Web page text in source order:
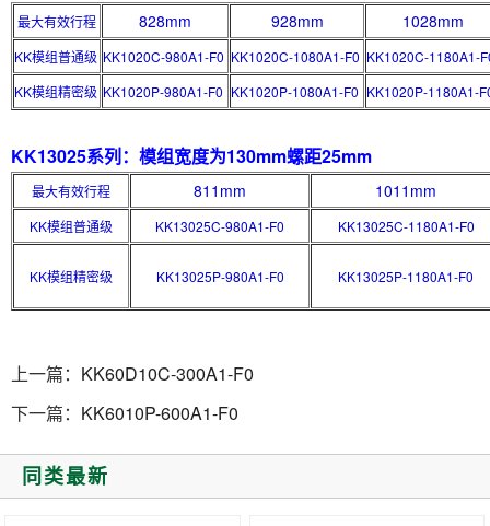
最大有效行程 828mm 928mm 1028mm
KK模组普通级 KK1020C-980A1-F0 KK1020C-1080A1-F0 KK1020C-1180A1-
KK模组精密级 KK1020P-980A1-F0 KK1020P-1080A1-F0 KK1020P-1180A1-
KK13025系列：模组宽度为130mm螺距25mm
最大有效行程 811mm 1011mm
KK模组普通级 KK13025C-980A1-F0 KK13025C-1180A1-F0
KK模组精密级 KK13025P-980A1-F0 KK13025P-1180A1-F0
上一篇： KK60D10C-300A1-F0
下一篇： KK6010P-600A1-F0
同类最新